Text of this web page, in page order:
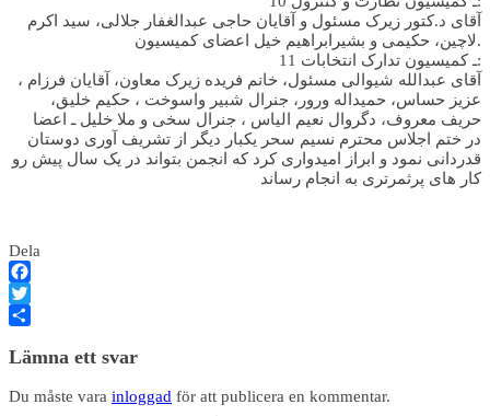
آقای د.کتور زیرک مسئول و آقایان حاجی عبدالغفار جلالی، سید اکرم
لاچین، حکیمی و بشیرابراهیم خیل اعضای کمیسیون.
11 ـ کمیسیون تدارک انتخابات:
آقای عبدالله شیوالی مسئول، خانم فریده زیرک معاون، آقایان فرزام ،
عزیز حساس، حمیداله ورور، جنرال شبیر واسوخت ، حکیم خلیق،
حریف معروف، دگروال نعیم الیاس ، جنرال سخی و ملا خلیل ـ اعضا
در ختم اجلاس محترم نسیم سحر یکبار دیگر از تشریف آوری دوستان
قدردانی نمود و ابراز امیدواری کرد که انجمن بتواند در یک سال پیش رو
کار های پرثمرتری به انجام رساند
Dela
Facebook
Twitter
Lämna ett svar
Du måste vara inloggad för att publicera en kommentar.